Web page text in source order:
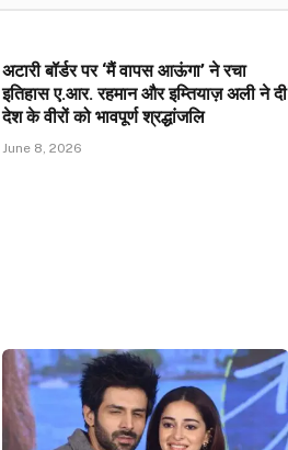
अटारी बॉर्डर पर ‘मैं वापस आऊंगा’ ने रचा
इतिहास ए.आर. रहमान और इम्तियाज़ अली ने दी
देश के वीरों को भावपूर्ण श्रद्धांजलि
June 8, 2026